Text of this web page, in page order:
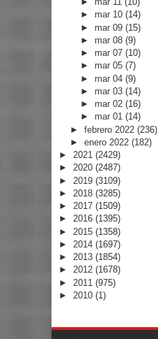
► mar 10(14)
► mar 09(15)
► mar 08(9)
► mar 07(10)
► mar 05(7)
► mar 04(9)
► mar 03(14)
► mar 02(16)
► mar 01(14)
► febrero 2022 (236)
► enero 2022 (182)
► 2021 (2429)
► 2020 (2487)
► 2019 (3109)
► 2018 (3285)
► 2017 (1509)
► 2016 (1395)
► 2015 (1358)
► 2014 (1697)
► 2013 (1854)
► 2012 (1678)
► 2011 (975)
► 2010 (1)